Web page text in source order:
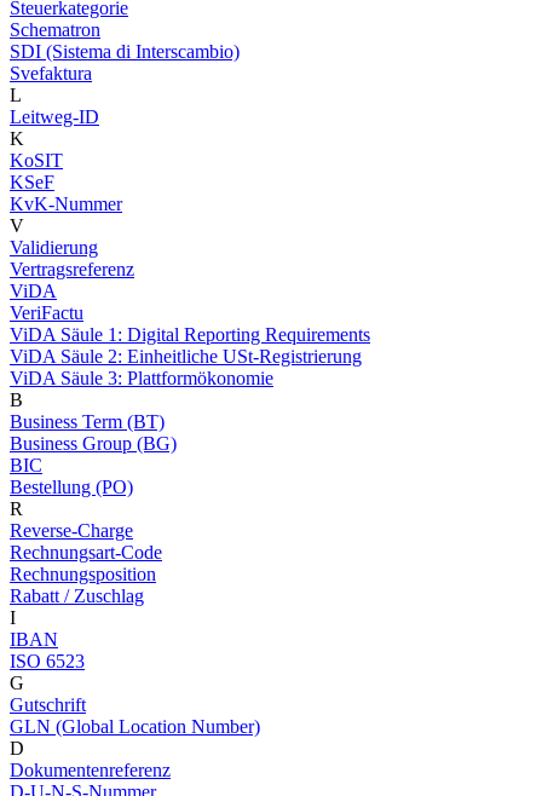
Steuerkategorie
Schematron
SDI (Sistema di Interscambio)
Svefaktura
L
Leitweg-ID
K
KoSIT
KSeF
KvK-Nummer
V
Validierung
Vertragsreferenz
ViDA
VeriFactu
ViDA Säule 1: Digital Reporting Requirements
ViDA Säule 2: Einheitliche USt-Registrierung
ViDA Säule 3: Plattformökonomie
B
Business Term (BT)
Business Group (BG)
BIC
Bestellung (PO)
R
Reverse-Charge
Rechnungsart-Code
Rechnungsposition
Rabatt / Zuschlag
I
IBAN
ISO 6523
G
Gutschrift
GLN (Global Location Number)
D
Dokumentenreferenz
D-U-N-S-Nummer